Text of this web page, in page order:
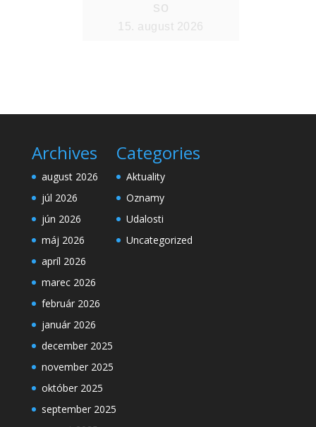
Archives
august 2026
júl 2026
jún 2026
máj 2026
apríl 2026
marec 2026
február 2026
január 2026
december 2025
november 2025
október 2025
september 2025
Categories
Aktuality
Oznamy
Udalosti
Uncategorized